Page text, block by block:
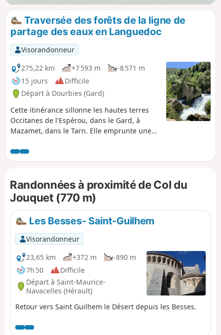
Traversée des forêts de la ligne de
partage des eaux en Languedoc
Visorandonneur
275,22 km
+7 593 m
-8 571 m
15 jours
Difficile
Départ à Dourbies (Gard)
Cette itinérance sillonne les hautes terres
Occitanes de l'Espérou, dans le Gard, à
Mazamet, dans le Tarn. Elle emprunte une
la ligne de partage des eaux
Atlantique/Méditérranée sur plus de
Cévennes, - les Causses de Blandas et du
Larzac, - le Parc Naturel Régional du Haut-
Languedoc, - et la Montagne Noire, en
découvrant des panoramas à 360°.
Randonnées à proximité de Col du
Jouquet (770 m)
Les Besses- Saint-Guilhem
Visorandonneur
23,65 km
+372 m
-890 m
7h 50
Difficile
Départ à Saint-Maurice-
Navacelles (Hérault)
Retour vers Saint Guilhem le Désert depuis les Besses.